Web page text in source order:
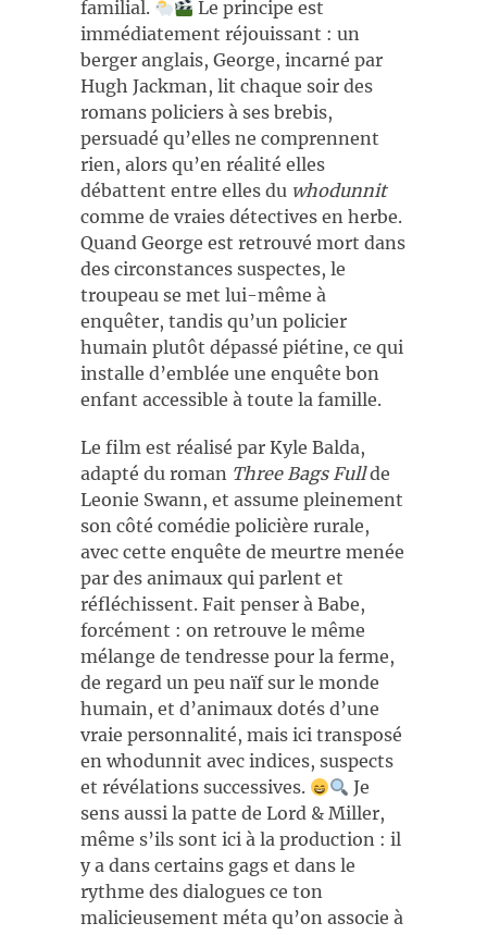
familial.
Le principe est
immédiatement réjouissant : un
berger anglais, George, incarné par
Hugh Jackman, lit chaque soir des
romans policiers à ses brebis,
persuadé qu’elles ne comprennent
rien, alors qu’en réalité elles
débattent entre elles du whodunnit
comme de vraies détectives en herbe.
Quand George est retrouvé mort dans
des circonstances suspectes, le
troupeau se met lui-même à
enquêter, tandis qu’un policier
humain plutôt dépassé piétine, ce qui
installe d’emblée une enquête bon
enfant accessible à toute la famille.
Le film est réalisé par Kyle Balda,
adapté du roman Three Bags Fullde
Leonie Swann, et assume pleinement
son côté comédie policière rurale,
avec cette enquête de meurtre menée
par des animaux qui parlent et
réfléchissent. Fait penser à Babe,
forcément : on retrouve le même
mélange de tendresse pour la ferme,
de regard un peu naïf sur le monde
humain, et d’animaux dotés d’une
vraie personnalité, mais ici transposé
en whodunnit avec indices, suspects
et révélations successives.
Je
sens aussi la patte de Lord & Miller,
même s’ils sont ici à la production : il
y a dans certains gags et dans le
rythme des dialogues ce ton
malicieusement méta qu’on associe à